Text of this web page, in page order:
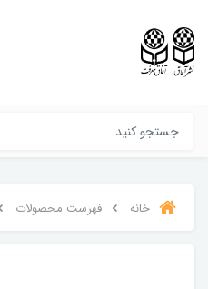
خانه فهرست محصولات